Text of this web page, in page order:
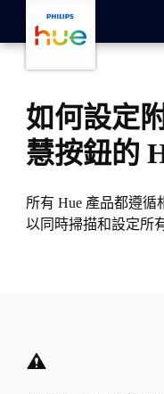
如何設定
慧按鈕的
所有 Hue 產品都遵
以同時掃描和設定所